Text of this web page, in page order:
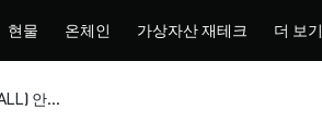
현물 온체인 가상자산 재테크 더 보기
Billards Hub (8BALL) 안전하게 구매 및 보관